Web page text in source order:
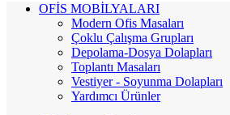
OFİS MOBİLYALARI
Modern Ofis Masaları
Çoklu Çalışma Grupları
Depolama-Dosya Dolapları
Toplantı Masaları
Vestiyer - Soyunma Dolapları
Yardımcı Ürünler